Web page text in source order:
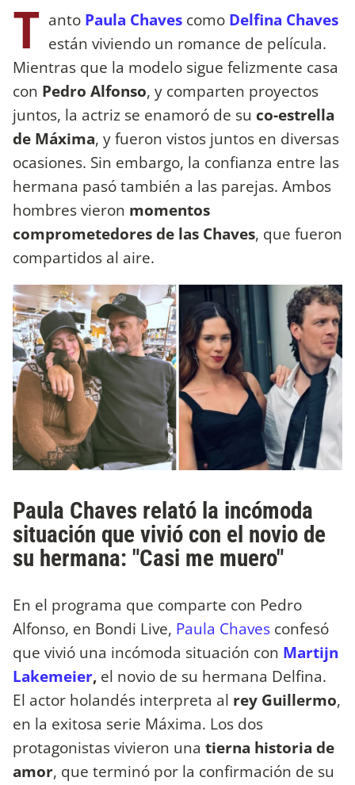
T anto Paula Chaves como Delfina Chaves
están viviendo un romance de película.
Mientras que la modelo sigue felizmente casa
con Pedro Alfonso, y comparten proyectos
juntos, la actriz se enamoró de su co-estrella
de Máxima, y fueron vistos juntos en diversas
ocasiones. Sin embargo, la confianza entre las
hermana pasó también a las parejas. Ambos
hombres vieron momentos
comprometedores de las Chaves, que fueron
compartidos al aire.
Paula Chaves relató la incómoda
situación que vivió con el novio de
su hermana: "Casi me muero"
En el programa que comparte con Pedro
Alfonso, en Bondi Live, Paula Chaves confesó
que vivió una incómoda situación con Martijn
Lakemeier, el novio de su hermana Delfina.
El actor holandés interpreta al rey Guillermo,
en la exitosa serie Máxima. Los dos
protagonistas vivieron una tierna historia de
amor, que terminó por la confirmación de su